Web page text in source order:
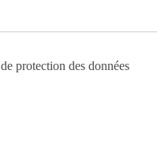
protection des données